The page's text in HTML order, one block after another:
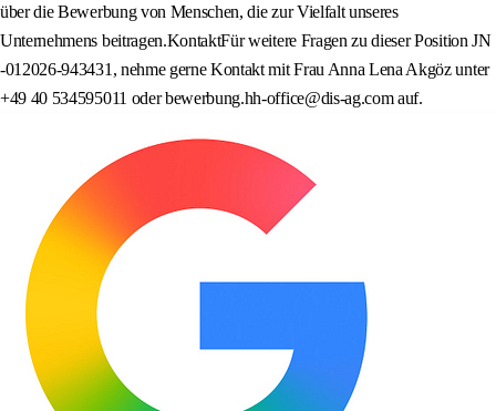
über die Bewerbung von Menschen, die zur Vielfalt unseres
Unternehmens beitragen.KontaktFür weitere Fragen zu dieser Position JN
-012026-943431, nehme gerne Kontakt mit Frau Anna Lena Akgöz unter
+49 40 534595011 oder bewerbung.hh-office@dis-ag.com auf.